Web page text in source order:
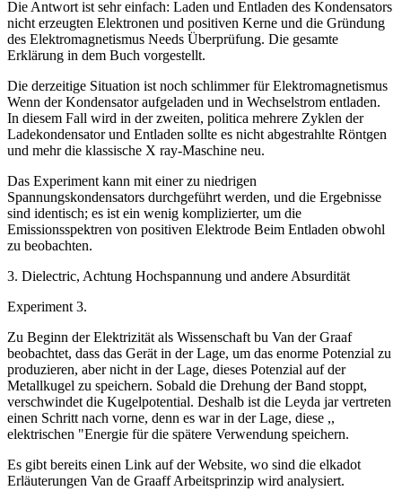
Die Antwort ist sehr einfach: Laden und Entladen des Kondensators
nicht erzeugten Elektronen und positiven Kerne und die Gründung
des Elektromagnetismus Needs Überprüfung. Die gesamte
Erklärung in dem Buch vorgestellt.
Die derzeitige Situation ist noch schlimmer für Elektromagnetismus
Wenn der Kondensator aufgeladen und in Wechselstrom entladen.
In diesem Fall wird in der zweiten, politica mehrere Zyklen der
Ladekondensator und Entladen sollte es nicht abgestrahlte Röntgen
und mehr die klassische X ray-Maschine neu.
Das Experiment kann mit einer zu niedrigen
Spannungskondensators durchgeführt werden, und die Ergebnisse
sind identisch; es ist ein wenig komplizierter, um die
Emissionsspektren von positiven Elektrode Beim Entladen obwohl
zu beobachten.
3. Dielectric, Achtung Hochspannung und andere Absurdität
Experiment 3.
Zu Beginn der Elektrizität als Wissenschaft bu Van der Graaf
beobachtet, dass das Gerät in der Lage, um das enorme Potenzial zu
produzieren, aber nicht in der Lage, dieses Potenzial auf der
Metallkugel zu speichern. Sobald die Drehung der Band stoppt,
verschwindet die Kugelpotential. Deshalb ist die Leyda jar vertreten
einen Schritt nach vorne, denn es war in der Lage, diese ,,
elektrischen "Energie für die spätere Verwendung speichern.
Es gibt bereits einen Link auf der Website, wo sind die elkadot
Erläuterungen Van de Graaff Arbeitsprinzip wird analysiert.